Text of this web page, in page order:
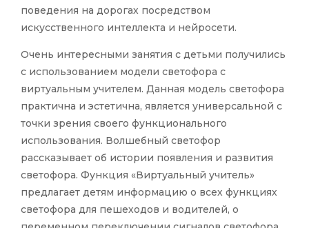
поведения на дорогах посредством
искусственного интеллекта и нейросети.
Очень интересными занятия с детьми получились
с использованием модели светофора с
виртуальным учителем. Данная модель светофора
практична и эстетична, является универсальной с
точки зрения своего функционального
использования. Волшебный светофор
рассказывает об истории появления и развития
светофора. Функция «Виртуальный учитель»
предлагает детям информацию о всех функциях
светофора для пешеходов и водителей, о